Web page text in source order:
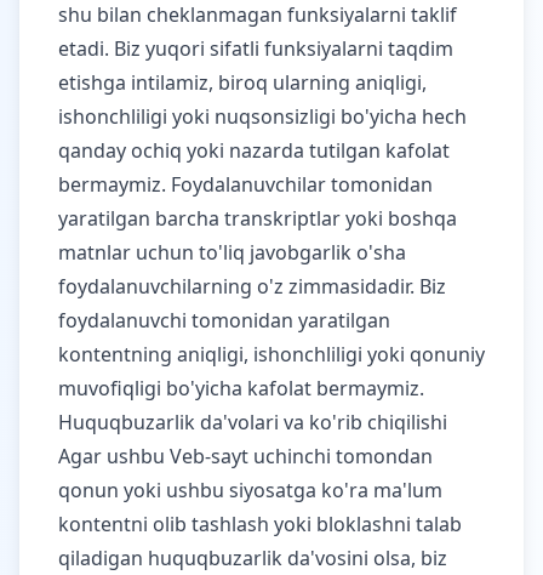
shu bilan cheklanmagan funksiyalarni taklif
etadi. Biz yuqori sifatli funksiyalarni taqdim
etishga intilamiz, biroq ularning aniqligi,
ishonchliligi yoki nuqsonsizligi bo'yicha hech
qanday ochiq yoki nazarda tutilgan kafolat
bermaymiz. Foydalanuvchilar tomonidan
yaratilgan barcha transkriptlar yoki boshqa
matnlar uchun to'liq javobgarlik o'sha
foydalanuvchilarning o'z zimmasidadir. Biz
foydalanuvchi tomonidan yaratilgan
kontentning aniqligi, ishonchliligi yoki qonuniy
muvofiqligi bo'yicha kafolat bermaymiz.
Huquqbuzarlik da'volari va ko'rib chiqilishi
Agar ushbu Veb-sayt uchinchi tomondan
qonun yoki ushbu siyosatga ko'ra ma'lum
kontentni olib tashlash yoki bloklashni talab
qiladigan huquqbuzarlik da'vosini olsa, biz